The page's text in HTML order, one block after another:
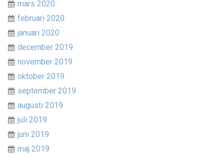
mars 2020
februari 2020
januari 2020
december 2019
november 2019
oktober 2019
september 2019
augusti 2019
juli 2019
juni 2019
maj 2019